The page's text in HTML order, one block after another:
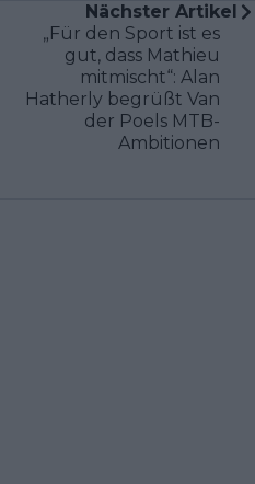
Nächster Artikel
„Für den Sport ist es
gut, dass Mathieu
mitmischt“: Alan
Hatherly begrüßt Van
der Poels MTB-
Ambitionen